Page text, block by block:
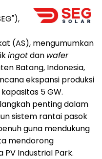
(AS), mengumumkan
ingotdan wafer
Batang, Indonesia,
ekspansi produksi
5 GW.
penting dalam
sistem rantai pasok
guna mendukung
mendorong
PV Industrial Park.